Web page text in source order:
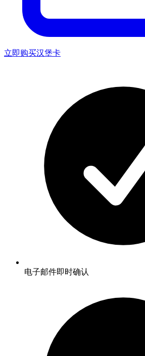
立即购买汉堡卡
电子邮件即时确认